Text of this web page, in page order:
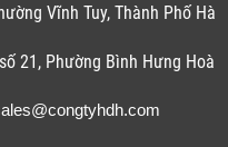
Vĩnh Tuy, Thành Phố Hà
21, Phường Bình Hưng Hoà